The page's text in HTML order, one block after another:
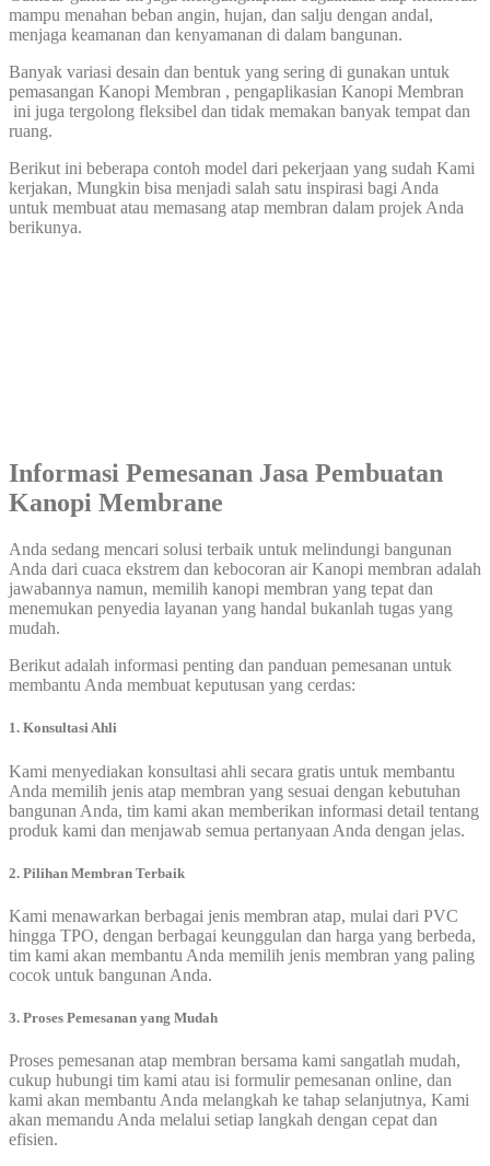
mampu menahan beban angin, hujan, dan salju dengan andal,
menjaga keamanan dan kenyamanan di dalam bangunan.
Banyak variasi desain dan bentuk yang sering di gunakan untuk
pemasangan Kanopi Membran , pengaplikasian Kanopi Membran
ini juga tergolong fleksibel dan tidak memakan banyak tempat dan
ruang.
Berikut ini beberapa contoh model dari pekerjaan yang sudah Kami
kerjakan, Mungkin bisa menjadi salah satu inspirasi bagi Anda
untuk membuat atau memasang atap membran dalam projek Anda
berikunya.
Informasi Pemesanan Jasa Pembuatan
Kanopi Membrane
Anda sedang mencari solusi terbaik untuk melindungi bangunan
Anda dari cuaca ekstrem dan kebocoran air Kanopi membran adalah
jawabannya namun, memilih kanopi membran yang tepat dan
menemukan penyedia layanan yang handal bukanlah tugas yang
mudah.
Berikut adalah informasi penting dan panduan pemesanan untuk
membantu Anda membuat keputusan yang cerdas:
1. Konsultasi Ahli
Kami menyediakan konsultasi ahli secara gratis untuk membantu
Anda memilih jenis atap membran yang sesuai dengan kebutuhan
bangunan Anda, tim kami akan memberikan informasi detail tentang
produk kami dan menjawab semua pertanyaan Anda dengan jelas.
2. Pilihan Membran Terbaik
Kami menawarkan berbagai jenis membran atap, mulai dari PVC
hingga TPO, dengan berbagai keunggulan dan harga yang berbeda,
tim kami akan membantu Anda memilih jenis membran yang paling
cocok untuk bangunan Anda.
3. Proses Pemesanan yang Mudah
Proses pemesanan atap membran bersama kami sangatlah mudah,
cukup hubungi tim kami atau isi formulir pemesanan online, dan
kami akan membantu Anda melangkah ke tahap selanjutnya, Kami
akan memandu Anda melalui setiap langkah dengan cepat dan
efisien.